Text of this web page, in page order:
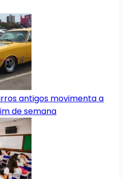
antigos movimenta a
de semana